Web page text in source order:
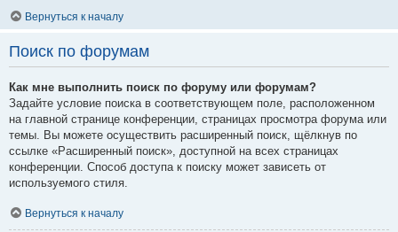
Вернуться к началу
Поиск по форумам
Как мне выполнить поиск по форуму или форумам?
Задайте условие поиска в соответствующем поле, расположенном
на главной странице конференции, страницах просмотра форума или
темы. Вы можете осуществить расширенный поиск, щёлкнув по
ссылке «Расширенный поиск», доступной на всех страницах
конференции. Способ доступа к поиску может зависеть от
используемого стиля.
Вернуться к началу